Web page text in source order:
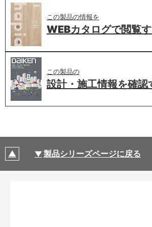
この製品の情報を
WEBカタログで閲覧
この製品の
設計・施工情報を確認
製品シリーズページに戻る